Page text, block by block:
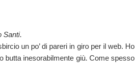
Santi.
un po’ di pareri in giro per il web. Ho
butta inesorabilmente giù. Come spesso